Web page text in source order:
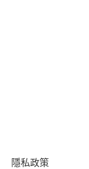
隱私政策